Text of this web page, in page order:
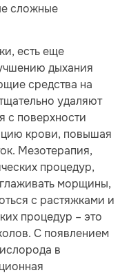
сложные
есть еще
дыхания
сред­ства на
удаляют
с поверхности
крови, повышая
Мезотерапия,
процедур,
морщины,
с растяжками и
процедур – это
С появлением
в